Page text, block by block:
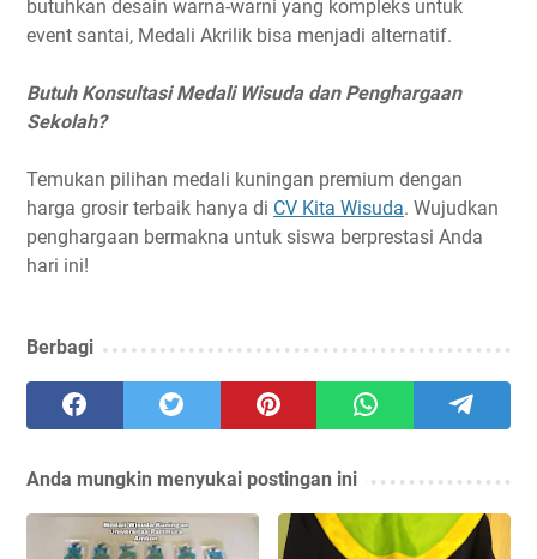
butuhkan desain warna-warni yang kompleks untuk
event santai, Medali Akrilik bisa menjadi alternatif.
Butuh Konsultasi Medali Wisuda dan Penghargaan
Sekolah?
Temukan pilihan medali kuningan premium dengan
harga grosir terbaik hanya di CV Kita Wisuda. Wujudkan
penghargaan bermakna untuk siswa berprestasi Anda
hari ini!
Berbagi
Anda mungkin menyukai postingan ini